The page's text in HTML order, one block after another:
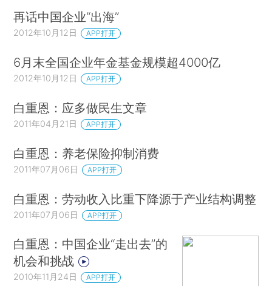
再话中国企业“出海”
2012年10月12日 APP打开
6月末全国企业年金基金规模超4000亿
2012年10月12日 APP打开
白重恩：应多做民生文章
2011年04月21日 APP打开
白重恩：养老保险抑制消费
2011年07月06日 APP打开
白重恩：劳动收入比重下降源于产业结构调整
2011年07月06日 APP打开
白重恩：中国企业“走出去”的
机会和挑战
2010年11月24日 APP打开